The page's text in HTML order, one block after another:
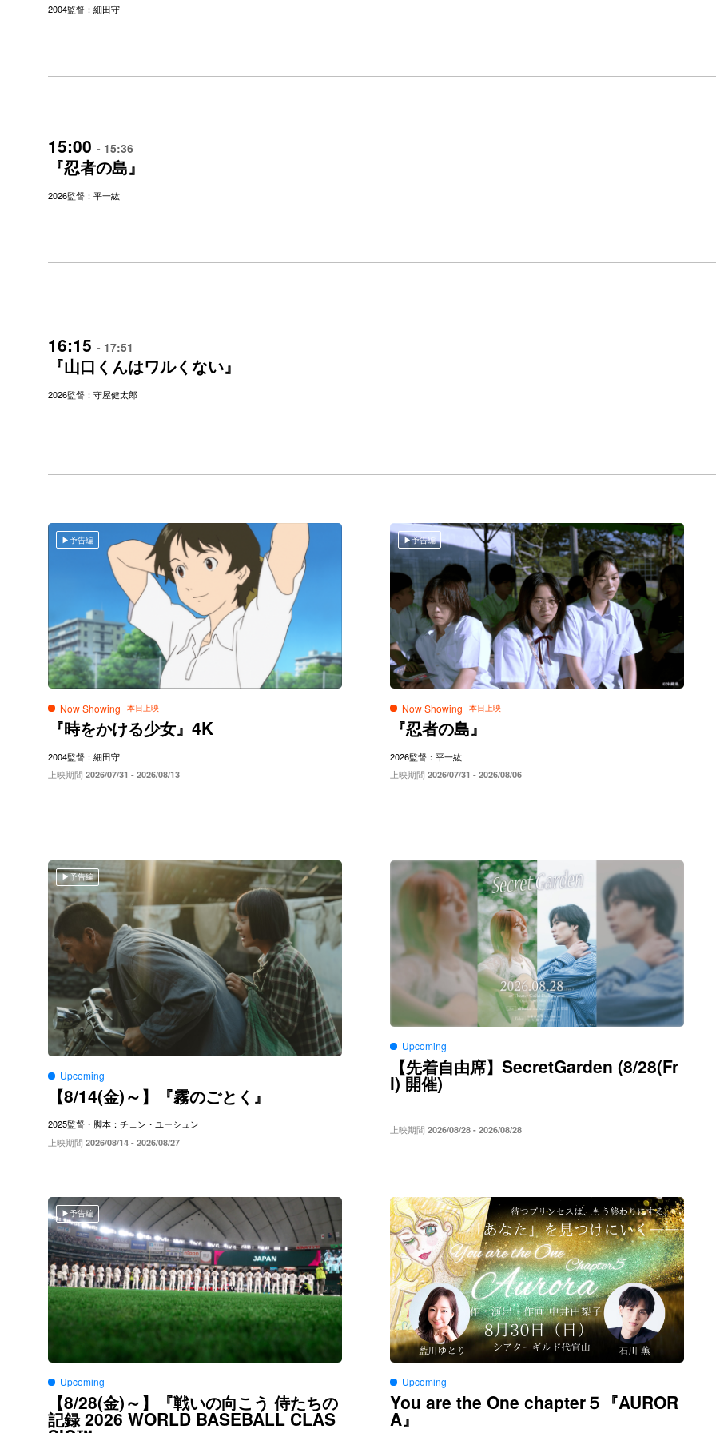
2004監督：細田守
15:00 - 15:36
『忍者の島』
2026監督：平一紘
16:15 - 17:51
『山口くんはワルくない』
2026監督：守屋健太郎
予告編
Now Showing
『時をかける少女』 4K
2004監督：細田守
上映期間 2026/07/31 - 2026/08/13
予告編
Now Showing
『忍者の島』
2026監督：平一紘
上映期間 2026/07/31 - 2026/08/06
予告編
Upcoming
【8/14(金)～】『霧のごとく』
2025監督・脚本：チェン・ユーシュン
上映期間 2026/08/14 - 2026/08/27
Upcoming
【先着自由席】 SecretGarden (8/28(Fr
i)開催)
上映期間 2026/08/28 - 2026/08/28
予告編
Upcoming
【8/28(金)～】『戦いの向こう 侍たちの
記録2026 WORLD BASEBALL CLAS
Upcoming
You are the One chapter５ 『AUROR
A』